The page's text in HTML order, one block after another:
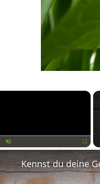
×
Kennst du deine